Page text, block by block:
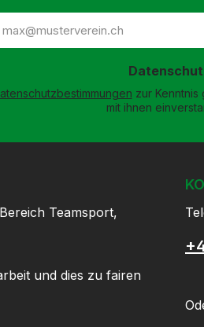
Mail-
zur Kenntnis
mit ihnen
Teamsport,
und dies zu fairen